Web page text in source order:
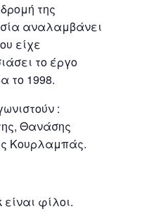
της
αναλαμβάνει
είχε
το έργο
το 1998.
:
Θανάσης
Κουρλαμπάς.
φίλοι.